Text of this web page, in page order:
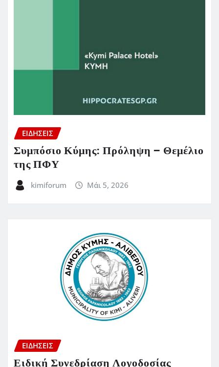
ΕΙΔΗΣΕΙΣ
Συμπόσιο Κύμης: Πρόληψη – Θεμέλιο
της ΠΦΥ
kimiforum Μάι 5, 2026
ΕΙΔΗΣΕΙΣ
Ειδική Συνεδρίαση Λογοδοσίας